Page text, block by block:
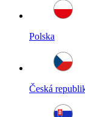
Polska
Česká